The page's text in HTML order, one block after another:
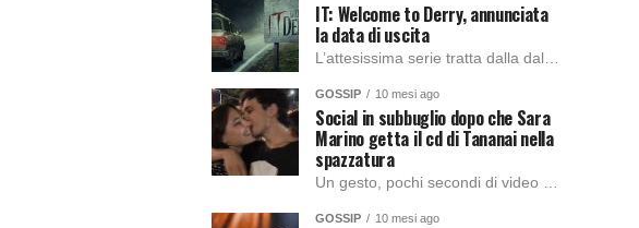
IT: Welcome to Derry, annunciata
la data di uscita
GOSSIP 10 mesi ago
Social in subbuglio dopo che Sara
Marino getta il cd di Tananai nella
spazzatura
GOSSIP 10 mesi ago